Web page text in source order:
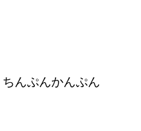
んぷんかんぷん